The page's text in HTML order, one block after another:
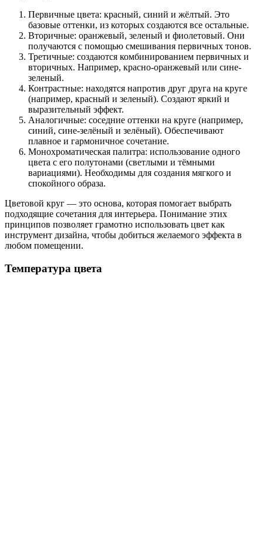
Первичные цвета: красный, синий и жёлтый. Это
базовые оттенки, из которых создаются все остальные.
Вторичные: оранжевый, зеленый и фиолетовый. Они
получаются с помощью смешивания первичных тонов.
Третичные: создаются комбинированием первичных и
вторичных. Например, красно-оранжевый или сине-
зеленый.
Контрастные: находятся напротив друг друга на круге
(например, красный и зеленый). Создают яркий и
выразительный эффект.
Аналогичные: соседние оттенки на круге (например,
синий, сине-зелёный и зелёный). Обеспечивают
плавное и гармоничное сочетание.
Монохроматическая палитра: использование одного
цвета с его полутонами (светлыми и тёмными
вариациями). Необходимы для создания мягкого и
спокойного образа.
Цветовой круг — это основа, которая помогает выбрать
подходящие сочетания для интерьера. Понимание этих
принципов позволяет грамотно использовать цвет как
инструмент дизайна, чтобы добиться желаемого эффекта в
любом помещении.
Температура цвета